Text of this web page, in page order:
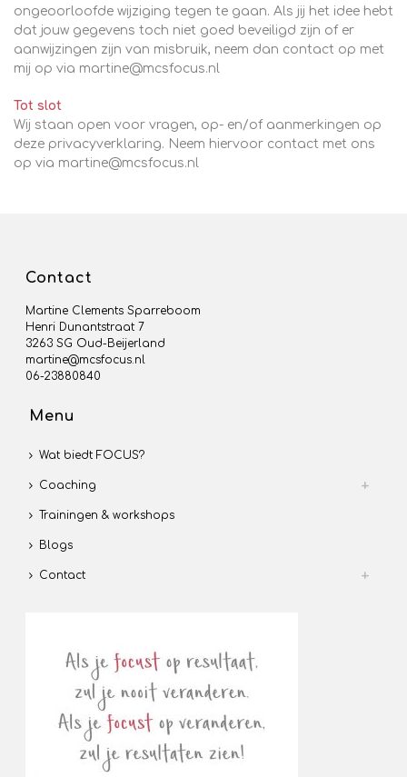
ongeoorloofde wijziging tegen te gaan. Als jij het idee hebt
dat jouw gegevens toch niet goed beveiligd zijn of er
aanwijzingen zijn van misbruik, neem dan contact op met
mij op via martine@mcsfocus.nl
Tot slot
Wij staan open voor vragen, op- en/of aanmerkingen op
deze privacyverklaring. Neem hiervoor contact met ons
op via martine@mcsfocus.nl
Contact
Martine Clements Sparreboom
Henri Dunantstraat 7
3263 SG Oud-Beijerland
martine@mcsfocus.nl
06-23880840
Menu
Wat biedt FOCUS?
Coaching
Trainingen & workshops
Blogs
Contact